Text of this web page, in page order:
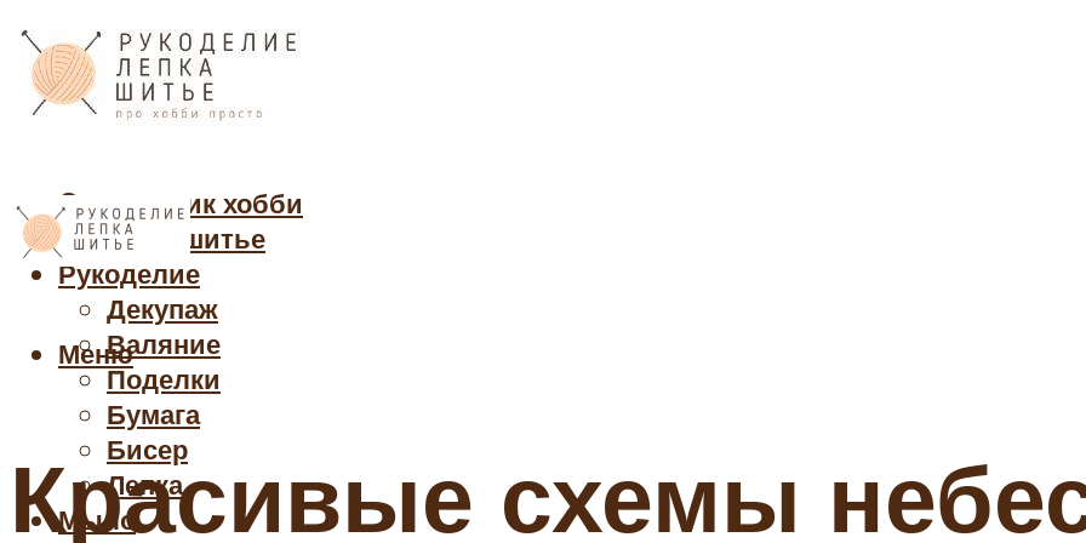
Cправочник хобби
Кройка и шитье
Рукоделие
Декупаж
Валяние
Поделки
Бумага
Бисер
Лепка
Мыло
Меню
Красивые схемы